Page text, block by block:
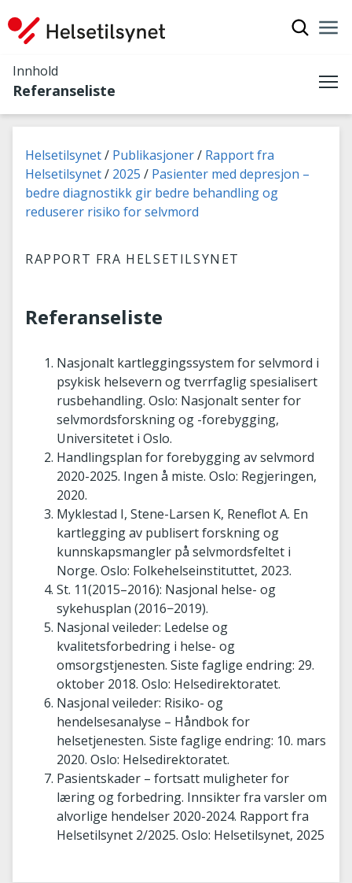
Innhold
Referanseliste
Du er her:
Helsetilsynet Publikasjoner
Rapport fra
Helsetilsynet
2025
Pasienter med depresjon –
bedre diagnostikk gir bedre behandling og
reduserer risiko for selvmord
RAPPORT FRA HELSETILSYNET
Referanseliste
Nasjonalt kartleggingssystem for selvmord i
psykisk helsevern og tverrfaglig spesialisert
rusbehandling. Oslo: Nasjonalt senter for
selvmordsforskning og -forebygging,
Universitetet i Oslo.
Handlingsplan for forebygging av selvmord
2020-2025. Ingen å miste. Oslo: Regjeringen,
2020.
Myklestad I, Stene-Larsen K, Reneflot A. En
kartlegging av publisert forskning og
kunnskapsmangler på selvmordsfeltet i
Norge. Oslo: Folkehelseinstituttet, 2023.
St. 11(2015–2016): Nasjonal helse- og
sykehusplan (2016−2019).
Nasjonal veileder: Ledelse og
kvalitetsforbedring i helse- og
omsorgstjenesten. Siste faglige endring: 29.
oktober 2018. Oslo: Helsedirektoratet.
Nasjonal veileder: Risiko- og
hendelsesanalyse – Håndbok for
helsetjenesten. Siste faglige endring: 10. mars
2020. Oslo: Helsedirektoratet.
Pasientskader – fortsatt muligheter for
læring og forbedring. Innsikter fra varsler om
alvorlige hendelser 2020-2024. Rapport fra
Helsetilsynet 2/2025. Oslo: Helsetilsynet, 2025